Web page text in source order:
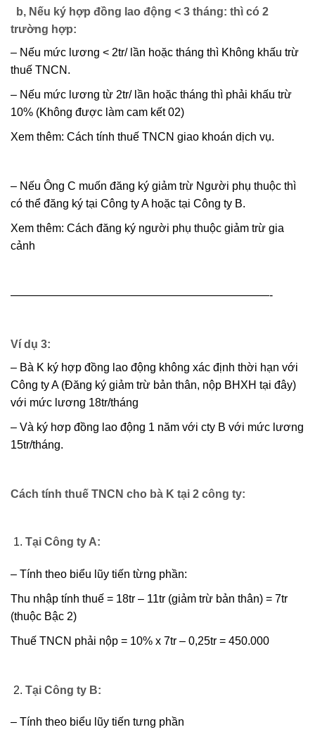
b, Nếu ký hợp đồng lao động < 3 tháng: thì có 2
trường hợp:
– Nếu mức lương < 2tr/ lần hoặc tháng thì Không khấu trừ
thuế TNCN.
– Nếu mức lương từ 2tr/ lần hoặc tháng thì phải khấu trừ
10% (Không được làm cam kết 02)
Xem thêm: Cách tính thuế TNCN giao khoán dịch vụ.
– Nếu Ông C muốn đăng ký giảm trừ Người phụ thuộc thì
có thể đăng ký tại Công ty A hoặc tại Công ty B.
Xem thêm: Cách đăng ký người phụ thuộc giảm trừ gia
cảnh
———————————————————————-
Ví dụ 3:
– Bà K ký hợp đồng lao động không xác định thời hạn với
Công ty A (Đăng ký giảm trừ bản thân, nộp BHXH tại đây)
với mức lương 18tr/tháng
– Và ký hơp đồng lao động 1 năm với cty B với mức lương
15tr/tháng.
Cách tính thuế TNCN cho bà K tại 2 công ty:
Tại Công ty A:
– Tính theo biểu lũy tiến từng phần:
Thu nhập tính thuế = 18tr – 11tr (giảm trừ bản thân) = 7tr
(thuộc Bậc 2)
Thuế TNCN phải nộp = 10% x 7tr – 0,25tr = 450.000
Tại Công ty B:
– Tính theo biểu lũy tiến tưng phần